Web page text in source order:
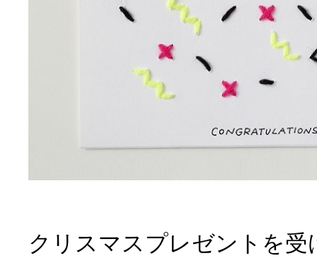
クリスマスプレゼントを